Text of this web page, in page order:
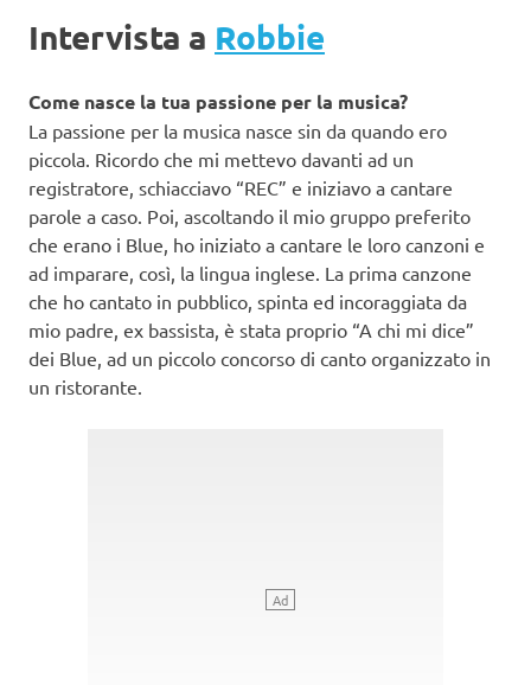
Intervista a Robbie
Come nasce la tua passione per la musica?
La passione per la musica nasce sin da quando ero
piccola. Ricordo che mi mettevo davanti ad un
registratore, schiacciavo “REC” e iniziavo a cantare
parole a caso. Poi, ascoltando il mio gruppo preferito
che erano i Blue, ho iniziato a cantare le loro canzoni e
ad imparare, così, la lingua inglese. La prima canzone
che ho cantato in pubblico, spinta ed incoraggiata da
mio padre, ex bassista, è stata proprio “A chi mi dice”
dei Blue, ad un piccolo concorso di canto organizzato in
un ristorante.